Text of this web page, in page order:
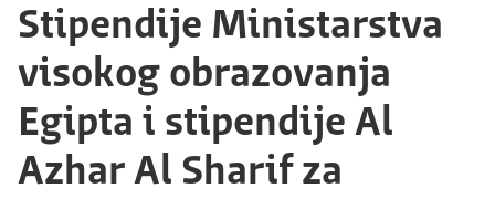
Stipendije Ministarstva
visokog obrazovanja
Egipta i stipendije Al
Azhar Al Sharif za